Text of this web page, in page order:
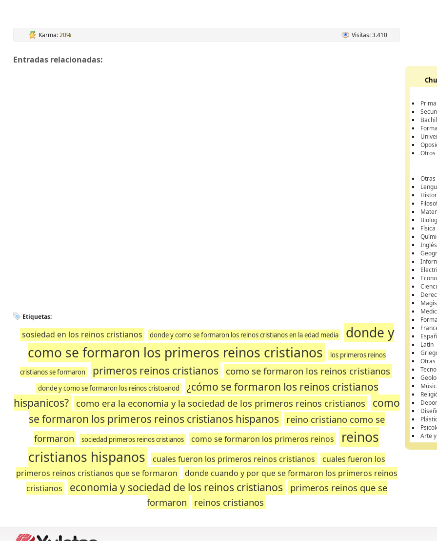
Karma:20% Visitas: 3.410
Entradas relacionadas:
Etiquetas:
sosiedad en los reinos cristianos donde y como se formaron los reinos cristianos en la edad media
donde y
como se formaron los primeros reinos cristianos
los primeros reinos
cristianos se formaron
primeros reinos cristianos como se formaron los reinos cristianos
donde y como se formaron los reinos cristoanod
¿cómo se formaron los reinos cristianos
hispanicos?
como era la economia y la sociedad de los primeros reinos cristianos
como
se formaron los primeros reinos cristianos hispanos
reino cristiano como se
formaron
sociedad primeros reinos cristianos como se formaron los primeros reinos
reinos
cristianos hispanos
cuales fueron los primeros reinos cristianos
cuales fueron los
primeros reinos cristianos que se formaron
donde cuando y por que se formaron los primeros reinos
cristianos
economia y sociedad de los reinos cristianos
primeros reinos que se
formaron
reinos cristianos
Otros
Física
Inglés
Latín
Arte